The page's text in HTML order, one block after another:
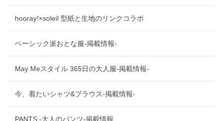
hooray!×soleil 型紙と生地のリンクコラボ
ベーシック派おとな服-掲載情報-
May Meスタイル 365日の大人服-掲載情報-
今、着たいシャツ&ブラウス-掲載情報-
PANTS -大人のパンツ-掲載情報